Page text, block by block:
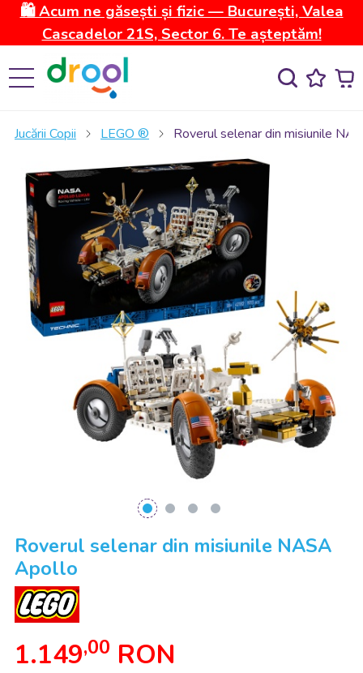
🛍️ Acum ne găsești și fizic — București, Valea
Cascadelor 21S, Sector 6. Te așteptăm!
Jucării Copii LEGO ® Roverul selenar din misiunile
Roverul selenar din misiunile NASA
Apollo
1.149,00 RON